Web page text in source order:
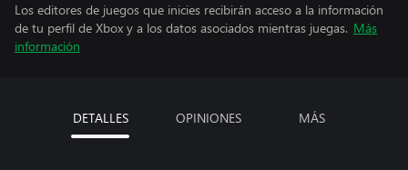
Los editores de juegos que inicies recibirán acceso a la información
de tu perfil de Xbox y a los datos asociados mientras juegas. Más
información
DETALLES OPINIONES MÁS